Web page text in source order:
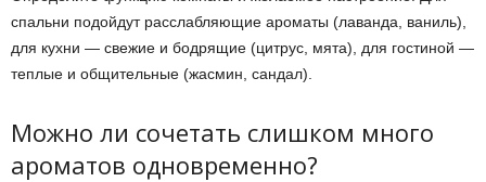
спальни подойдут расслабляющие ароматы (лаванда, ваниль),
для кухни — свежие и бодрящие (цитрус, мята), для гостиной —
теплые и общительные (жасмин, сандал).
Можно ли сочетать слишком много
ароматов одновременно?